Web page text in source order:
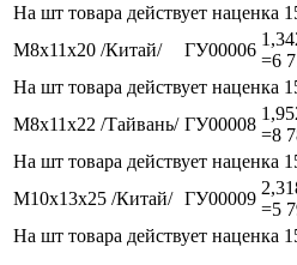
На шт товара действует наценка
М8х11х20 /Китай/
ГУ00006
=6
На шт товара действует наценка
М8х11х22 /Тайвань/ ГУ00008
=8
На шт товара действует наценка
М10х13х25 /Китай/ ГУ00009
=5
На шт товара действует наценка